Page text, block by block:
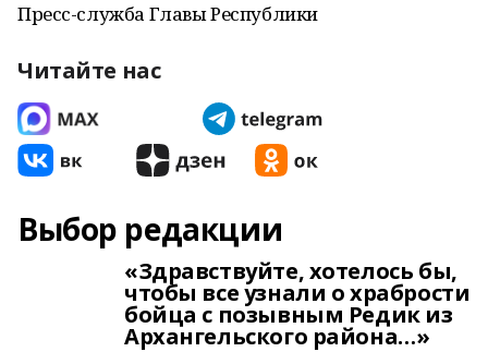
Пресс-служба Главы Республики
Читайте нас
Выбор редакции
«Здравствуйте, хотелось бы,
чтобы все узнали о храбрости
бойца с позывным Редик из
Архангельского района…»